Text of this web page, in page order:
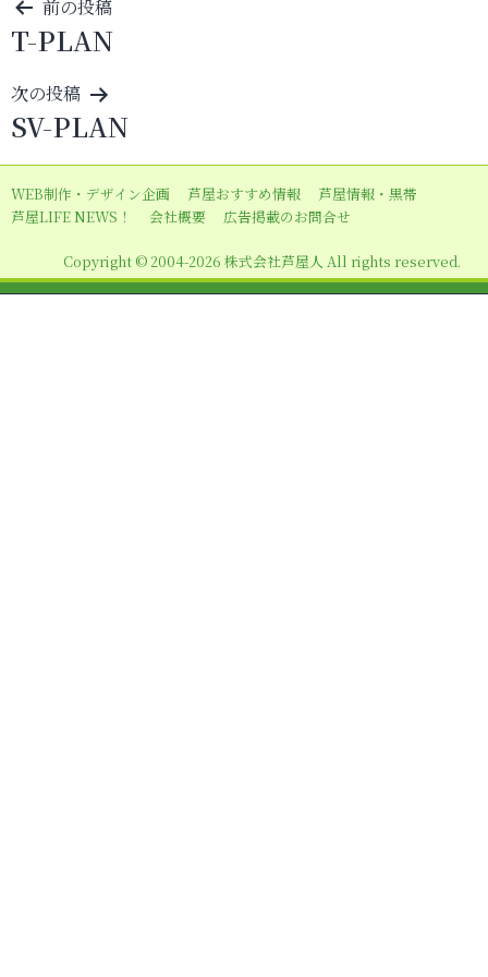
投
稿
ナ
ビ
ゲ
ー
シ
ン
前の投稿
T-PLAN
次の投稿
SV-PLAN
WEB制作・デザイン企画 芦屋おすすめ情報
芦屋情報・黒帯
芦屋LIFE NEWS！
会社概要 広告掲載のお問合せ
Copyright © 2004-2026 株式会社芦屋人 All rights reserved.